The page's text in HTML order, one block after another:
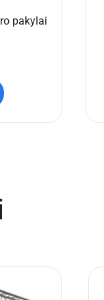
pakylai